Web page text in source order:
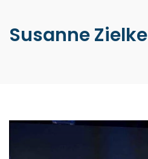
Susanne Zielke